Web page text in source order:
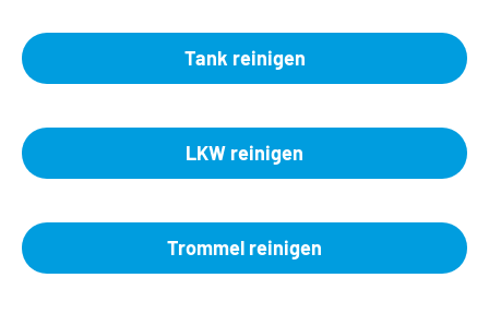
Tank reinigen
LKW reinigen
Trommel reinigen